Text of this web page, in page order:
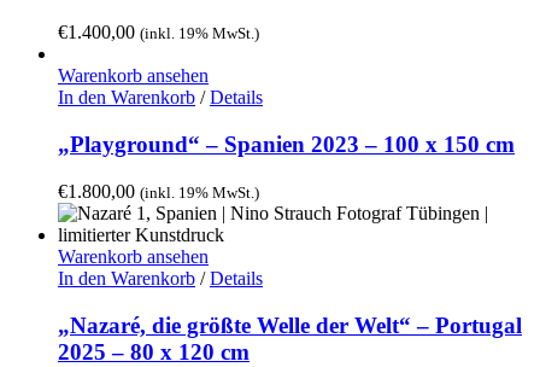
€1.400,00 (inkl. 19% MwSt.)
Warenkorb ansehen
In den Warenkorb / Details
„Playground“ – Spanien 2023 – 100 x 150 cm
€1.800,00 (inkl. 19% MwSt.)
Warenkorb ansehen
In den Warenkorb / Details
„Nazaré, die größte Welle der Welt“ – Portugal
2025 – 80 x 120 cm